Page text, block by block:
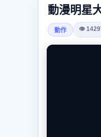
動漫明星
動作 👁